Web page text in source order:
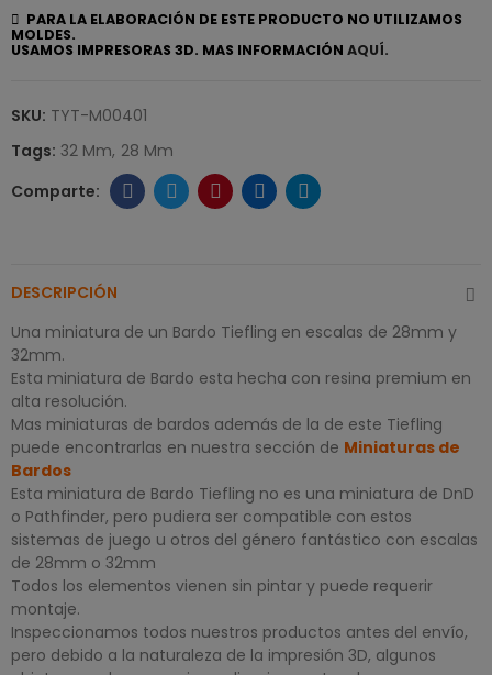
PARA LA ELABORACIÓN DE ESTE PRODUCTO NO UTILIZAMOS
MOLDES.
USAMOS IMPRESORAS 3D. MAS INFORMACIÓN AQUÍ.
SKU: TYT-M00401
Tags: 32 Mm 28 Mm
DESCRIPCIÓN
Una miniatura de un Bardo Tiefling en escalas de 28mm y
32mm.
Esta miniatura de Bardo esta hecha con resina premium en
alta resolución.
Mas miniaturas de bardos además de la de este Tiefling
puede encontrarlas en nuestra sección de Miniaturas de
Bardos
Esta miniatura de Bardo Tiefling no es una miniatura de DnD
o Pathfinder, pero pudiera ser compatible con estos
sistemas de juego u otros del género fantástico con escalas
de 28mm o 32mm
Todos los elementos vienen sin pintar y puede requerir
montaje.
Inspeccionamos todos nuestros productos antes del envío,
pero debido a la naturaleza de la impresión 3D, algunos